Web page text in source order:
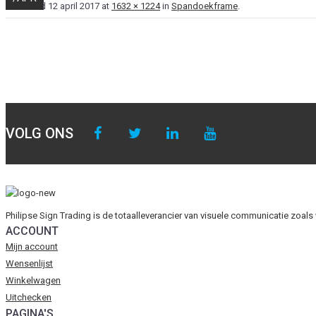
Published 12 april 2017 at 1632 × 1224in Spandoekframe.
VOLG ONS
Philipse Sign Trading is de totaalleverancier van visuele communicatie
ACCOUNT
Mijn account
Wensenlijst
Winkelwagen
Uitchecken